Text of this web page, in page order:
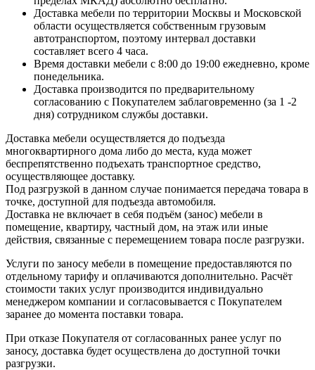
Доставка мебели по территории Москвы и Московской
области осуществляется собственным грузовым
автотранспортом, поэтому интервал доставки
составляет всего 4 часа.
Время доставки мебели с 8:00 до 19:00 ежедневно, кроме
понедельника.
Доставка производится по предварительному
согласованию с Покупателем заблаговременно (за 1 -2
дня) сотрудником службы доставки.
Доставка мебели осуществляется до подъезда
многоквартирного дома либо до места, куда может
беспрепятственно подъехать транспортное средство,
осуществляющее доставку.
Под разгрузкой в данном случае понимается передача товара в
точке, доступной для подъезда автомобиля.
Доставка не включает в себя подъём (занос) мебели в
помещение, квартиру, частный дом, на этаж или иные
действия, связанные с перемещением товара после разгрузки.
Услуги по заносу мебели в помещение предоставляются по
отдельному тарифу и оплачиваются дополнительно. Расчёт
стоимости таких услуг производится индивидуально
менеджером компании и согласовывается с Покупателем
заранее до момента поставки товара.
При отказе Покупателя от согласованных ранее услуг по
заносу, доставка будет осуществлена до доступной точки
разгрузки.